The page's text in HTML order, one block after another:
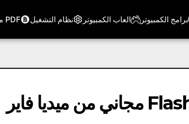
برامج الكمبيوتر العاب الكمبيوتر نظام التشغيل PDF محرر